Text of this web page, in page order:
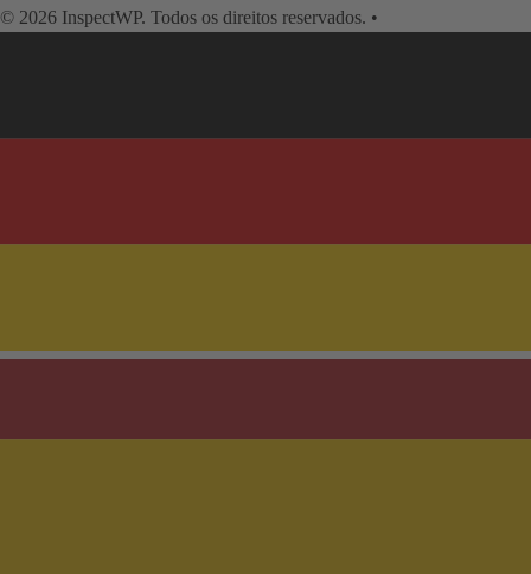
© 2026 InspectWP. Todos os direitos reservados. •